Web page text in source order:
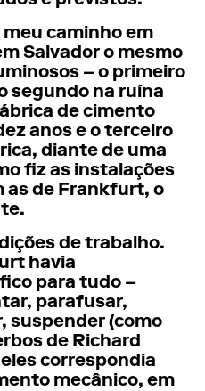
caminho em
Salvador o mesmo
– o primeiro
segundo na ruína
de cimento
anos e o terceiro
diante de uma
fiz as instalações
as de Frankfurt, o
de trabalho.
havia
para tudo –
parafusar,
suspender (como
de Richard
correspondia
mecânico, em